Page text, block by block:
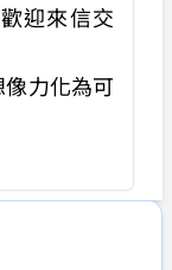
迎來信交
力化為可